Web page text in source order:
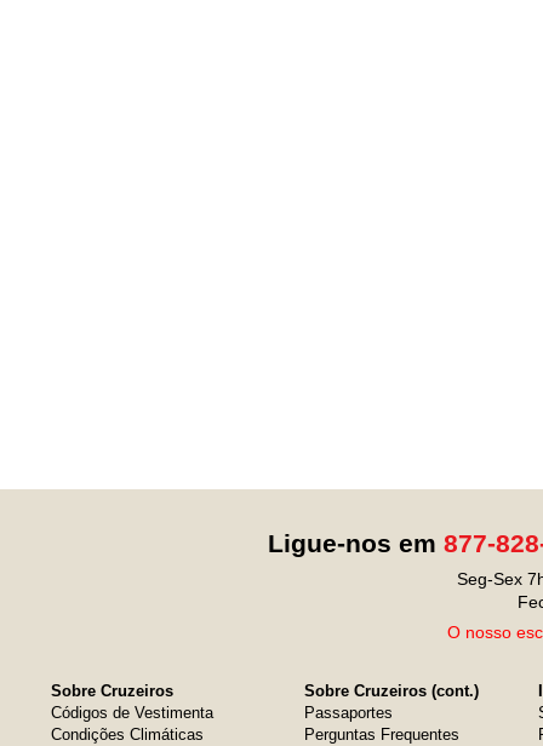
Ligue-nos em 877-
Seg-Sex
O nosso
Sobre Cruzeiros
Códigos de Vestimenta
Condições Climáticas
Sobre Cruzeiros (cont.)
Passaportes
Perguntas Frequentes